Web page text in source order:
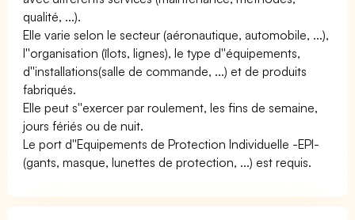
qualité, ...).
Elle varie selon le secteur (aéronautique, automobile, ...),
l''organisation (îlots, lignes), le type d''équipements,
d''installations(salle de commande, ...) et de produits
fabriqués.
Elle peut s''exercer par roulement, les fins de semaine,
jours fériés ou de nuit.
Le port d''Equipements de Protection Individuelle -EPI-
(gants, masque, lunettes de protection, ...) est requis.